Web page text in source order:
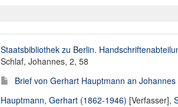
Staatsbibliothek zu Berlin.
Schlaf, Johannes, 2, 58
Brief von Gerhart Hauptmann an
Hauptmann, Gerhart (1862-1946) [Verfasser],